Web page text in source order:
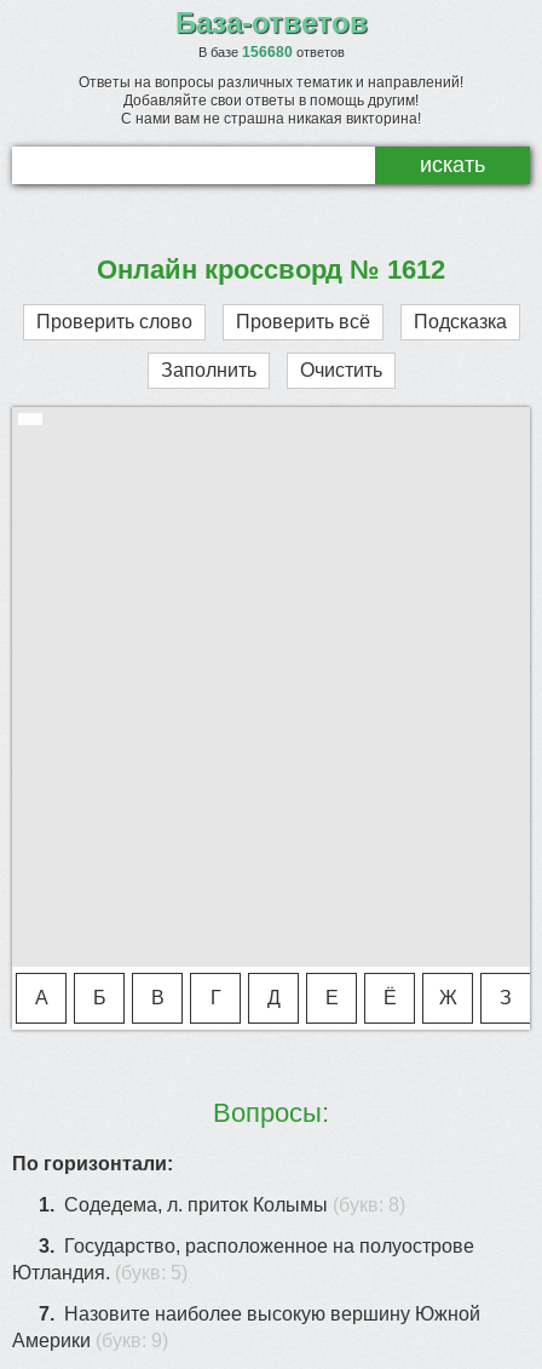
База-ответов
В базе 156680ответов
Ответы на вопросы различных тематик и направлений!
Добавляйте свои ответы в помощь другим!
С нами вам не страшна никакая викторина!
Онлайн кроссворд № 1612
Проверить слово Проверить всё Подсказка
Заполнить Очистить
А Б В Г Д Е Ё Ж З
43
33
Вопросы:
По горизонтали:
1. Содедема, л. приток Колымы (букв: 8)
3. Государство, расположенное на полуострове
Ютландия. (букв: 5)
7. Назовите наиболее высокую вершину Южной
Америки (букв: 9)